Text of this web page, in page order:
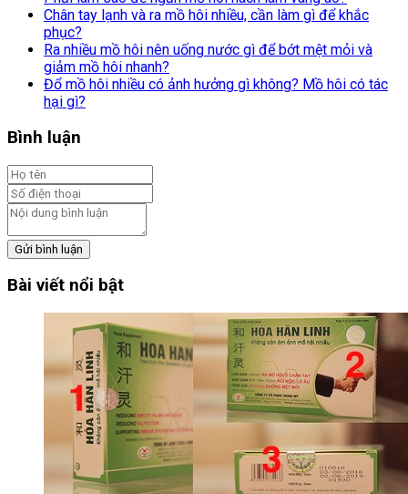
Chân tay lạnh và ra mồ hôi nhiều, cần làm gì để khắc
phục?
Ra nhiều mồ hôi nên uống nước gì để bớt mệt mỏi và
giảm mồ hôi nhanh?
Đổ mồ hôi nhiều có ảnh hưởng gì không? Mồ hôi có tác
hại gì?
Bình luận
Gửi bình luận
Bài viết nổi bật